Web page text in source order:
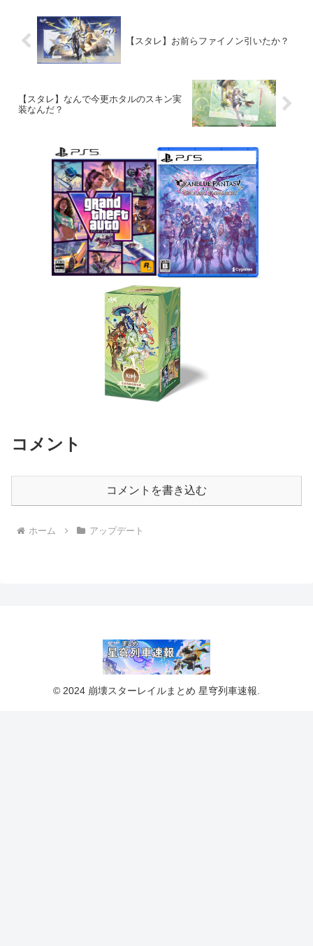
【スタレ】お前らファイノン引いたか？
【スタレ】なんで今更ホタルのスキン実
装なんだ？
コメント
コメントを書き込む
ホーム アップデート
© 2024 崩壊スターレイルまとめ 星穹列車速報.